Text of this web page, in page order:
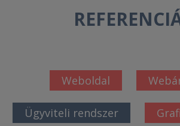
Weboldal
Ügyviteli rendszer